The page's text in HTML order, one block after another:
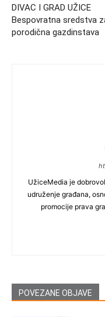
DIVAC I GRAD UŽICE
Bespovratna sredstva
porodična gazdinstava
UžiceMedia je
udruženje građana,
promocije prava
POVEZANE OBJAVE